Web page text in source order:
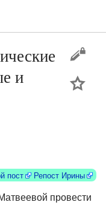
и
пост Репост Ирины
провести